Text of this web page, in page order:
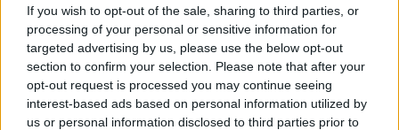
If you wish to opt-out of the sale, sharing to third parties, or
processing of your personal or sensitive information for
targeted advertising by us, please use the below opt-out
section to confirm your selection. Please note that after your
opt-out request is processed you may continue seeing
interest-based ads based on personal information utilized by
us or personal information disclosed to third parties prior to
aggiornato dopo la riunione dello scorso
febbraio, nonostante gli impegni presi».
© RIPRODUZIONE RISERVATA